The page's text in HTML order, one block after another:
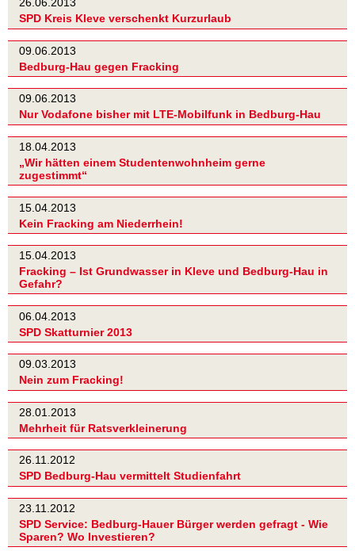
26.06.2013
SPD Kreis Kleve verschenkt Kurzurlaub
09.06.2013
Bedburg-Hau gegen Fracking
09.06.2013
Nur Vodafone bisher mit LTE-Mobilfunk in Bedburg-Hau
18.04.2013
„Wir hätten einem Studentenwohnheim gerne
zugestimmt“
15.04.2013
Kein Fracking am Niederrhein!
15.04.2013
Fracking – Ist Grundwasser in Kleve und Bedburg-Hau in
Gefahr?
06.04.2013
SPD Skatturnier 2013
09.03.2013
Nein zum Fracking!
28.01.2013
Mehrheit für Ratsverkleinerung
26.11.2012
SPD Bedburg-Hau vermittelt Studienfahrt
23.11.2012
SPD Service: Bedburg-Hauer Bürger werden gefragt - Wie
Sparen? Wo Investieren?